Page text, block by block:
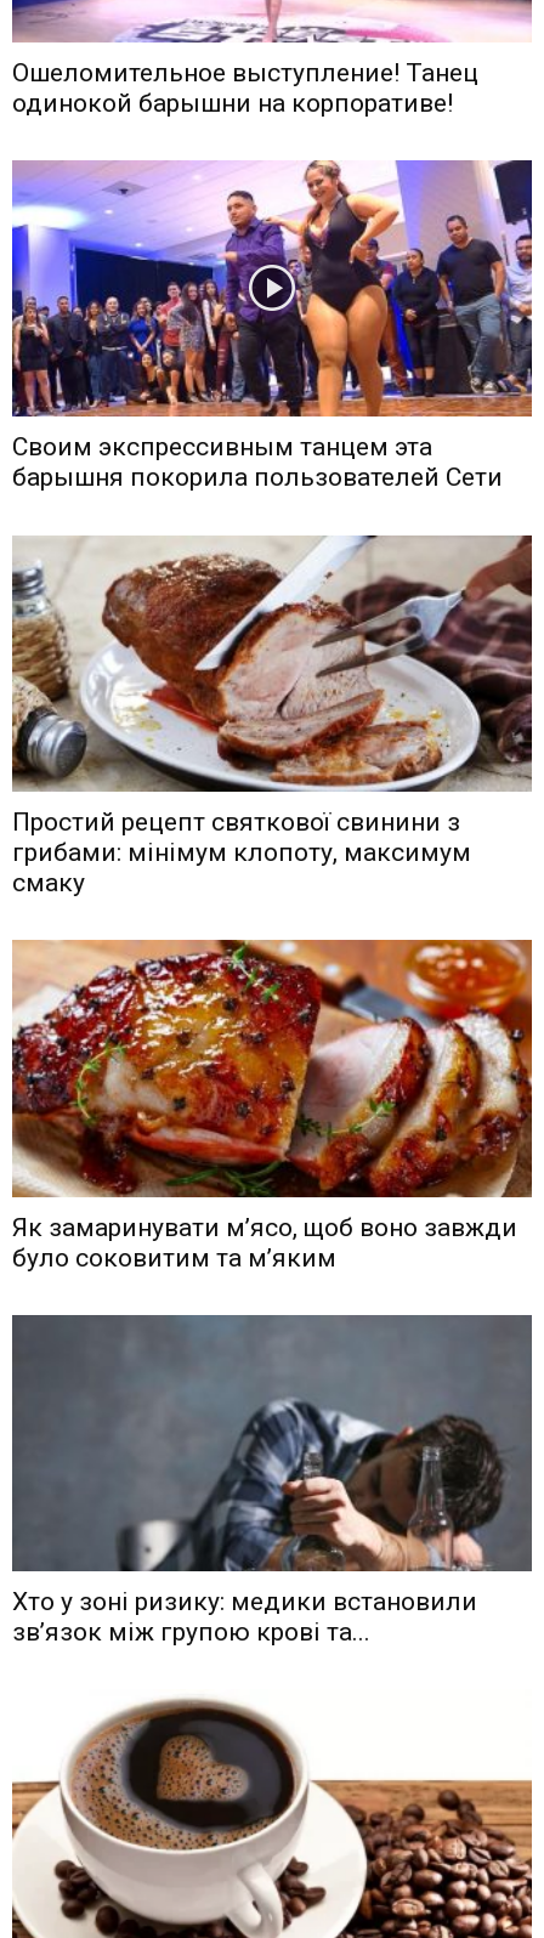
Ошеломительное выступление! Танец
одинокой барышни на корпоративе!
Своим экспрессивным танцем эта
барышня покорила пользователей Сети
Простий рецепт святкової свинини з
грибами: мінімум клопоту, максимум
смаку
Як замаринувати м’ясо, щоб воно завжди
було соковитим та м’яким
Хто у зоні ризику: медики встановили
зв’язок між групою крові та...